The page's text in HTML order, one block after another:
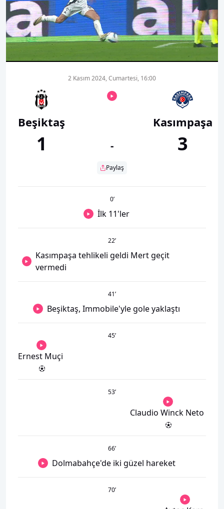
00:00
Beşiktaş
1
2 Kasım 2024, Cumartesi, 16:00
-
Paylaş
Kasımpaşa
3
0’
İlk 11'ler
22’
Kasımpaşa tehlikeli geldi Mert geçit
vermedi
41’
Beşiktaş, Immobile'yle gole yaklaştı
45’
Ernest Muçi
53’
Claudio Winck Neto
66’
Dolmabahçe'de iki güzel hareket
70’